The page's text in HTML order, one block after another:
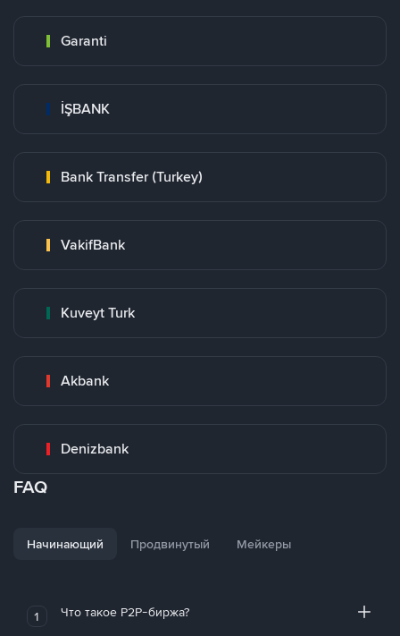
Garanti
İŞBANK
Bank Transfer (Turkey)
VakifBank
Kuveyt Turk
Akbank
Denizbank
FAQ
Начинающий Продвинутый Мейкеры
1 Что такое P2P-биржа?